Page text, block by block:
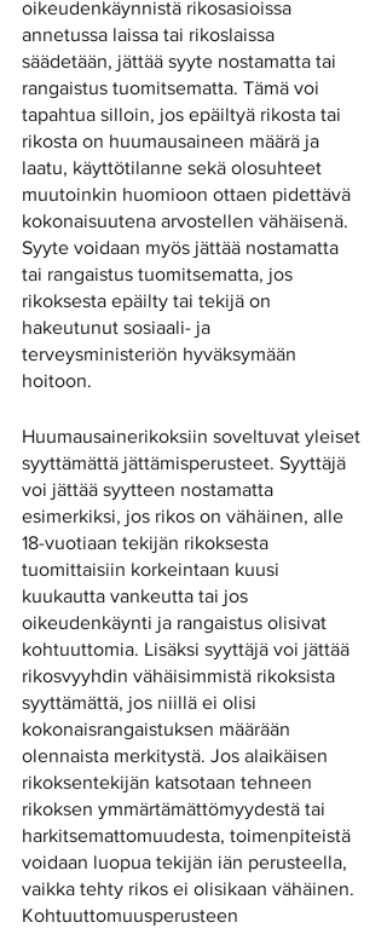
oikeudenkäynnistä rikosasioissa
annetussa laissa tai rikoslaissa
säädetään, jättää syyte nostamatta tai
rangaistus tuomitsematta. Tämä voi
tapahtua silloin, jos epäiltyä rikosta tai
rikosta on huumausaineen määrä ja
laatu, käyttötilanne sekä olosuhteet
muutoinkin huomioon ottaen pidettävä
kokonaisuutena arvostellen vähäisenä.
Syyte voidaan myös jättää nostamatta
tai rangaistus tuomitsematta, jos
rikoksesta epäilty tai tekijä on
hakeutunut sosiaali- ja
terveysministeriön hyväksymään
hoitoon.
Huumausainerikoksiin soveltuvat yleiset
syyttämättä jättämisperusteet. Syyttäjä
voi jättää syytteen nostamatta
esimerkiksi, jos rikos on vähäinen, alle
18-vuotiaan tekijän rikoksesta
tuomittaisiin korkeintaan kuusi
kuukautta vankeutta tai jos
oikeudenkäynti ja rangaistus olisivat
kohtuuttomia. Lisäksi syyttäjä voi jättää
rikosvyyhdin vähäisimmistä rikoksista
syyttämättä, jos niillä ei olisi
kokonaisrangaistuksen määrään
olennaista merkitystä. Jos alaikäisen
rikoksentekijän katsotaan tehneen
rikoksen ymmärtämättömyydestä tai
harkitsemattomuudesta, toimenpiteistä
voidaan luopua tekijän iän perusteella,
vaikka tehty rikos ei olisikaan vähäinen.
Kohtuuttomuusperusteen